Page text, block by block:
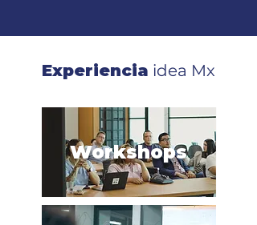
Experiencia idea Mx
Workshops